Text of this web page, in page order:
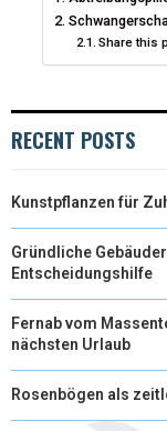
R
Share this
RECENT POSTS
Kunstpflanzen für
Gründliche
Entscheidungshilfe
Fernab vom
nächsten Urlaub
Rosenbögen als